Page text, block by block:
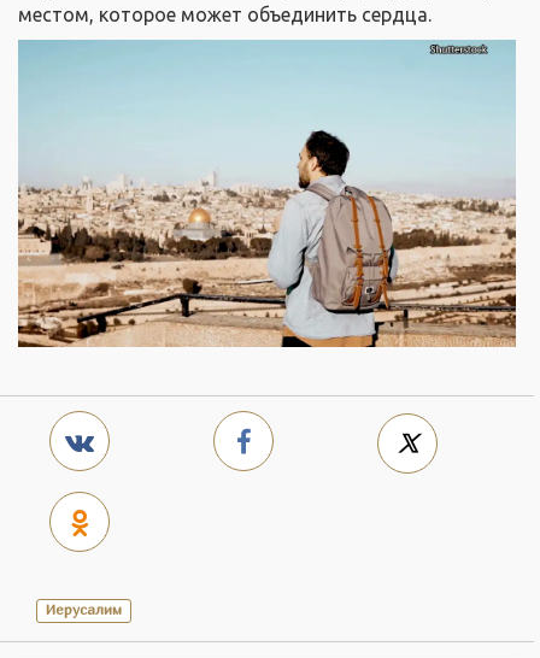
местом, которое может объединить сердца.
Иерусалим